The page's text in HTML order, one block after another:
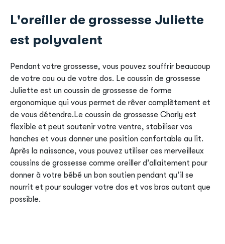
L'oreiller de grossesse Juliette
est polyvalent
Pendant votre grossesse, vous pouvez souffrir beaucoup
de votre cou ou de votre dos. Le coussin de grossesse
Juliette est un coussin de grossesse de forme
ergonomique qui vous permet de rêver complètement et
de vous détendre.Le coussin de grossesse Charly est
flexible et peut soutenir votre ventre, stabiliser vos
hanches et vous donner une position confortable au lit.
Après la naissance, vous pouvez utiliser ces merveilleux
coussins de grossesse comme oreiller d’allaitement pour
donner à votre bébé un bon soutien pendant qu’il se
nourrit et pour soulager votre dos et vos bras autant que
possible.